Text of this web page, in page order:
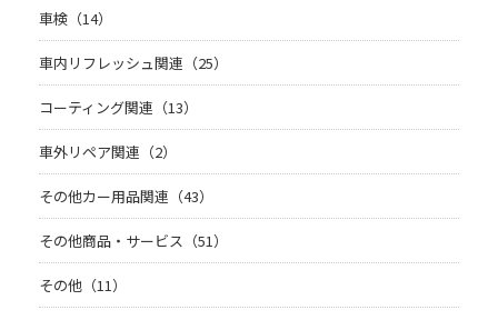
車検（14）
車内リフレッシュ関連（25）
コーティング関連（13）
車外リペア関連（2）
その他カー用品関連（43）
その他商品・サービス（51）
その他（11）